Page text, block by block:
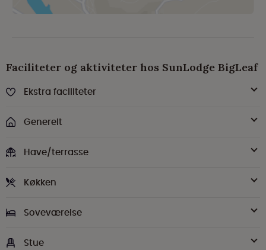
Faciliteter og aktiviteter hos SunLodge BigLeaf
Ekstra faciliteter
Generelt
Have/terrasse
Køkken
Soveværelse
Stue